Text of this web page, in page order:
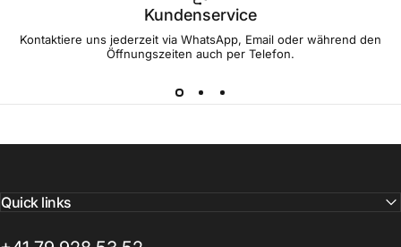
Kundenservice
Kontaktiere uns jederzeit via WhatsApp, Email oder während den
Öffnungszeiten auch per Telefon.
Quick links